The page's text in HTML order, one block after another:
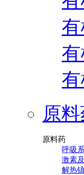
原
原料药
呼吸
激素
解热